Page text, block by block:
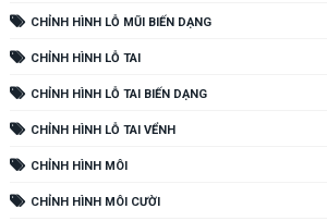
CHỈNH HÌNH LỖ MŨI BIẾN DẠNG
CHỈNH HÌNH LỖ TAI
CHỈNH HÌNH LỖ TAI BIẾN DẠNG
CHỈNH HÌNH LỖ TAI VỂNH
CHỈNH HÌNH MÔI
CHỈNH HÌNH MÔI CƯỜI